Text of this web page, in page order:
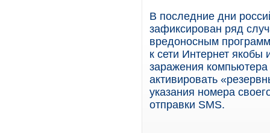
В последние дни
зафиксирован ряд
вредоносным
к сети Интернет якобы
заражения
активировать
указания номера
отправки SMS.